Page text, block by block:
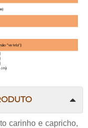
carinho e capricho,